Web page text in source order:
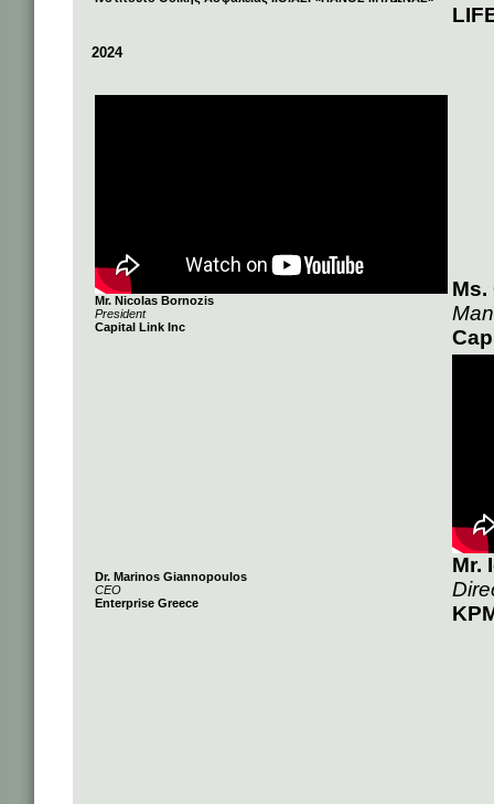
2024
Mr. Nicolas Bornozis
President
Capital Link Inc
Ms.
Dr. Marinos Giannopoulos
CEO
Enterprise Greece
Mr.